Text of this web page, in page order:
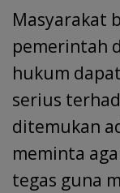
Masyarakat
pemerintah
hukum
serius
ditemukan
meminta
tegas guna